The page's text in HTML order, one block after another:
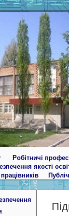
Робітничі
якості